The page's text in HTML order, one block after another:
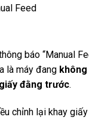
báo “Manual
là máy đang
đằng trước.
chỉnh lại khay